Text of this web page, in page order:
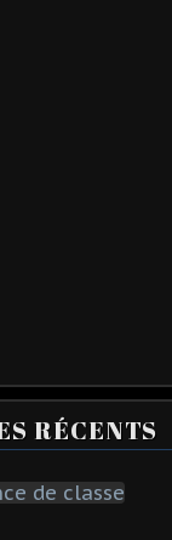
RÉCENTS